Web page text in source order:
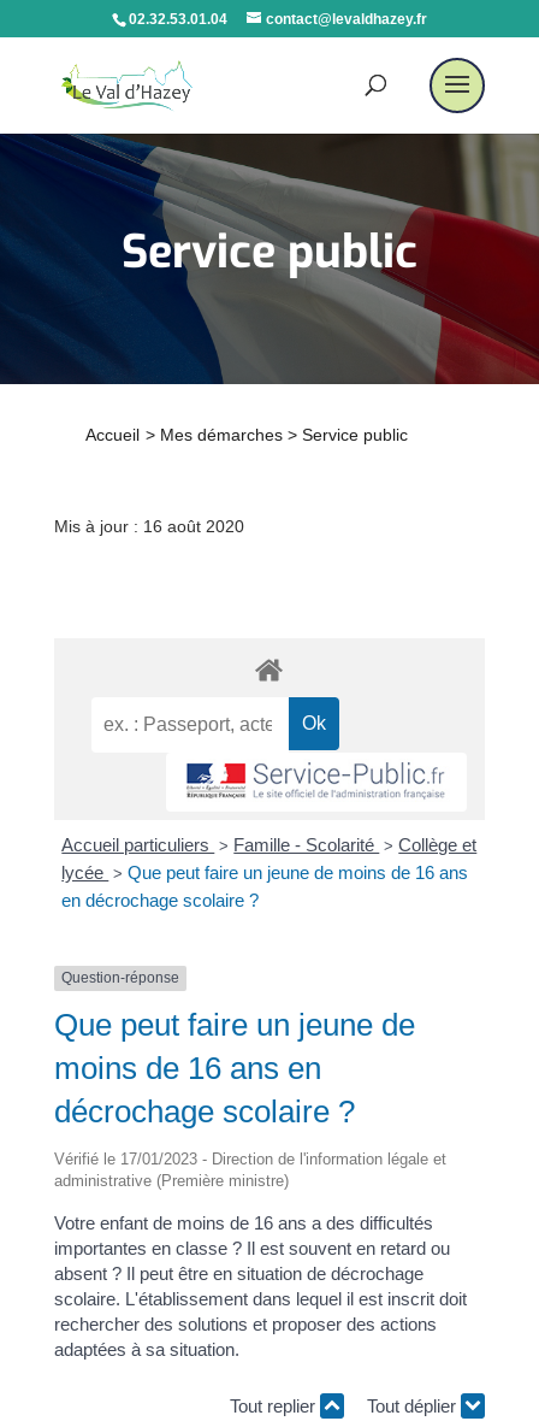
02.32.53.01.04 contact@levaldhazey.fr
Service public
Accueil > Mes démarches > Service public
Mis à jour : 16 août 2020
Accueil particuliers > Famille - Scolarité > Collège et
lycée > Que peut faire un jeune de moins de 16 ans
en décrochage scolaire ?
Question-réponse
Que peut faire un jeune de
moins de 16 ans en
décrochage scolaire ?
Vérifié le 17/01/2023 - Direction de l'information légale et
administrative (Première ministre)
Votre enfant de moins de 16 ans a des difficultés
importantes en classe ? Il est souvent en retard ou
absent ? Il peut être en situation de décrochage
scolaire. L'établissement dans lequel il est inscrit doit
rechercher des solutions et proposer des actions
adaptées à sa situation.
Tout replier Tout déplier